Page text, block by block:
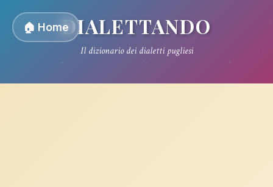
🏠 HomeDIALETTANDO
Il dizionario dei dialetti pugliesi